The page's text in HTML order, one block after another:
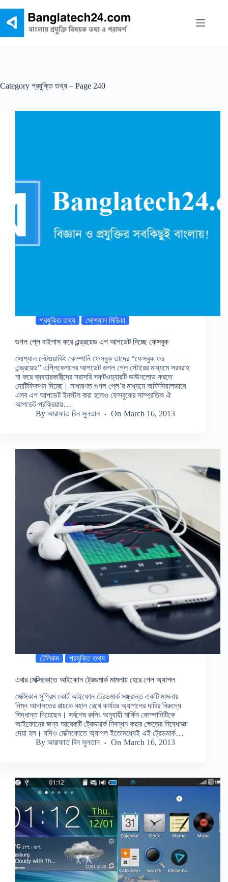
content
Category প্রযুক্তি তথ্য – Page 240
প্রযুক্তি তথ্য সোশ্যাল মিডিয়া
গুগল প্লে বাইপাস করে এন্ড্রয়েড এপ আপডেট দিচ্ছে ফেসবুক
সোশ্যাল নেটওয়ার্কিং কোম্পানি ফেসবুক তাদের “ফেসবুক ফর
এন্ড্রয়েড” এপ্লিকেশনের আপডেট গুগল প্লে স্টোরের মাধ্যমে সরবরাহ
না করে ব্যবহারকারীদের সরাসরি সফটওয়্যারটি ডাউনলোড করতে
নোটিফিকশন দিচ্ছে। সাধারণত গুগল প্লে’র মাধ্যমে অফিসিয়ালভাবে
এসব এপ আপডেট ইনস্টল করা হলেও ফেসবুকের সাম্প্রতিক ঐ
আপডেট প্রক্রিয়ায়…
By আরাফাত বিন সুলতান On March 16, 2013
টেলিকম প্রযুক্তি তথ্য
এবার মেক্সিকোতে আইফোন ট্রেডমার্ক মামলায় হেরে গেল অ্যাপল
মেক্সিকান সুপ্রিম কোর্ট আইফোন ট্রেডমার্ক সঙ্ক্রান্ত একটি মামলায়
নিম্ন আদালতের রায়কে বহাল রেখে কার্যতঃ অ্যাপলের দাবির বিরুদ্ধে
সিদ্ধান্ত দিয়েছেন। সর্বশেষ রুলিং অনুযায়ী মার্কিন কোম্পানিটিকে
আইফোনের জন্য আরেকটি ট্রেডমার্ক নিবন্ধন করার ক্ষেত্রে নিষেধাজ্ঞা
দেয়া হল। যদিও মেক্সিকোতে অ্যাপল ইতোমধ্যেই এই ট্রেডমার্ক…
By আরাফাত বিন সুলতান On March 16, 2013